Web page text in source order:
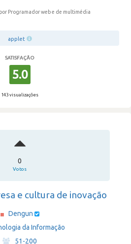
por Programador web e de multimédia
applet
SATISFAÇÃO
5.0
143 visualizações
0
Votos
e cultura de inovação
Dengun
da Informação
·
51-200